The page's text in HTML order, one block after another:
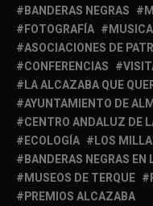
BANDERAS NEGRAS
FOTOGRAFÍA
MUSICA
ASOCIACIONES DE
CONFERENCIAS
LA ALCAZABA QUE
AYUNTAMIENTO DE
CENTRO ANDALUZ DE
ECOLOGÍA
LOS
BANDERAS NEGRAS
MUSEOS DE TERQUE
PREMIOS ALCAZABA